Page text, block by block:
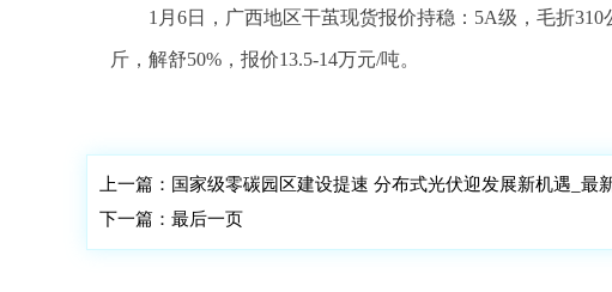
1月6日，广西地区干茧现货报价持稳：5A级，毛折
斤，解舒50%，报价13.5-14万元/吨。
上一篇： 国家级零碳园区建设提速 分布式光伏迎发展新机遇_最
下一篇： 最后一页